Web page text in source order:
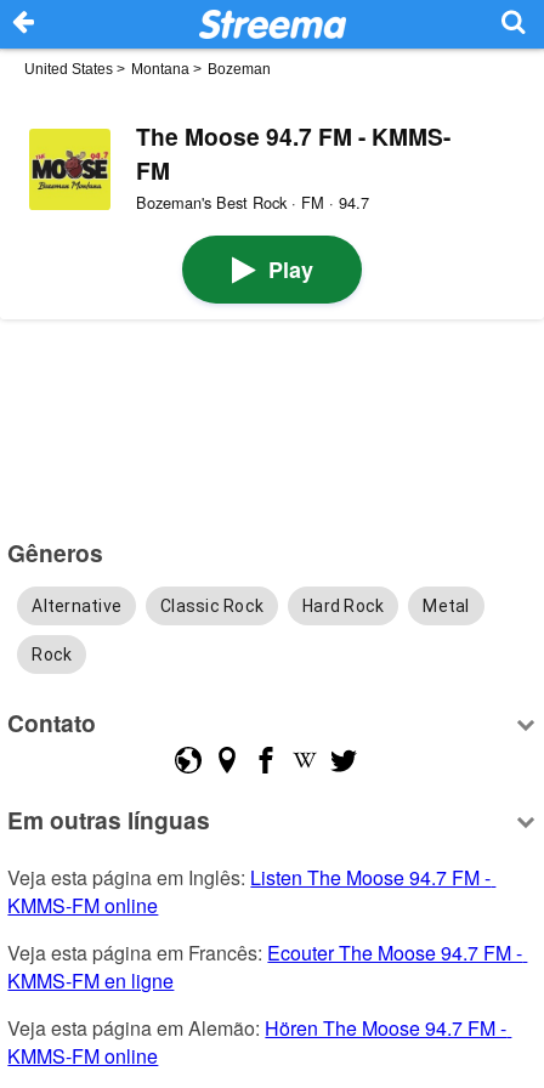
United States > Montana > Bozeman
The Moose 94.7 FM - KMMS-
FM
Bozeman's Best Rock · FM · 94.7
Play
Gêneros
Alternative Classic Rock Hard Rock Metal
Rock
Contato
Em outras línguas
Veja esta página em Inglês: Listen The Moose 94.7 FM -
KMMS-FM online
Veja esta página em Francês: Ecouter The Moose 94.7 FM -
KMMS-FM en ligne
Veja esta página em Alemão: Hören The Moose 94.7 FM -
KMMS-FM online